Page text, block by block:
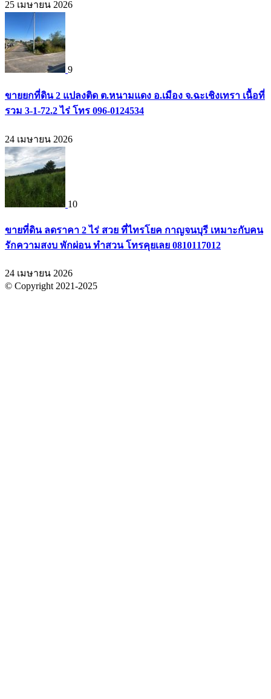
25 เมษายน 2026
9
ขายยกที่ดิน 2 แปลงติด ต.หนามแดง อ.เมือง จ.ฉะเชิงเทรา เนื้อที่
รวม 3-1-72.2 ไร่ โทร 096-0124534
24 เมษายน 2026
10
ขายที่ดิน ลดราคา 2 ไร่ สวย ที่ไทรโยค กาญจนบุรี เหมาะกับคน
รักความสงบ พักผ่อน ทำสวน โทรคุยเลย 0810117012
24 เมษายน 2026
© Copyright 2021-2025